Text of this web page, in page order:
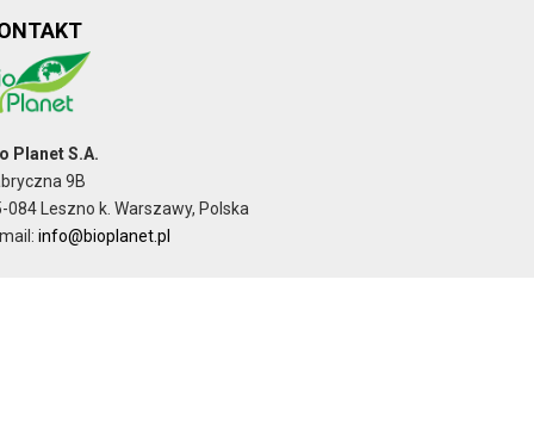
Planet S.A.
9B
084 Leszno k. Warszawy, Polska
info@bioplanet.pl